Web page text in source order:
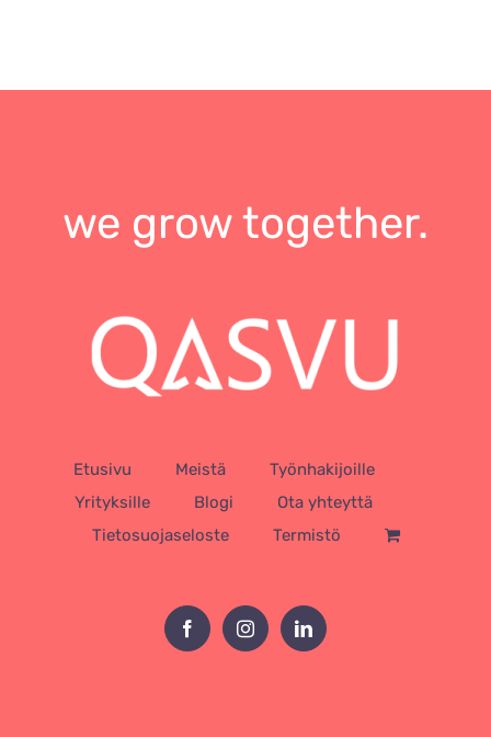
we grow together.
Etusivu Meistä
Työnhakijoille
Yrityksille
Blogi
Ota yhteyttä
Tietosuojaseloste
Termistö